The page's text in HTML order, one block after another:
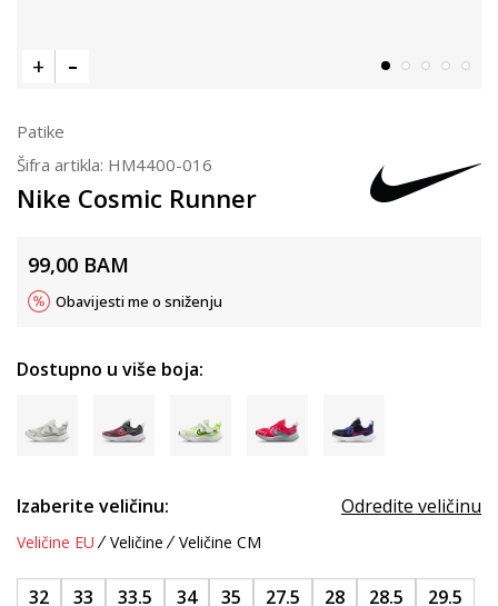
Patike
Šifra artikla: HM4400-016
Nike Cosmic Runner
99,00 BAM
Obavijesti me o sniženju
Dostupno u više boja:
Izaberite veličinu: Odredite veličinu
Veličine EU Veličine Veličine CM
32 33 33.5 34 35 27.5 28 28.5
29.5